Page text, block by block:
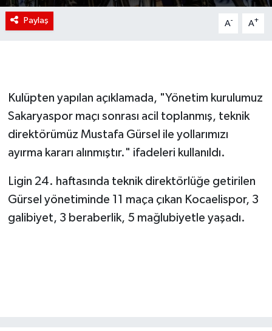
Paylaş A- A+
Kulüpten yapılan açıklamada, "Yönetim kurulumuz
Sakaryaspor maçı sonrası acil toplanmış, teknik
direktörümüz Mustafa Gürsel ile yollarımızı
ayırma kararı alınmıştır." ifadeleri kullanıldı.
Ligin 24. haftasında teknik direktörlüğe getirilen
Gürsel yönetiminde 11 maça çıkan Kocaelispor, 3
galibiyet, 3 beraberlik, 5 mağlubiyetle yaşadı.